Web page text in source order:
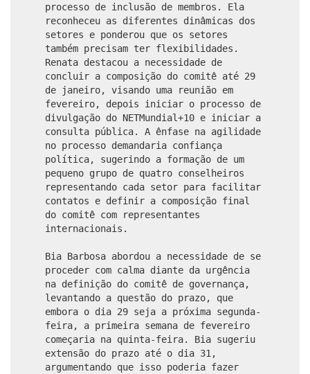
processo de inclusão de membros. Ela
reconheceu as diferentes dinâmicas dos
setores e ponderou que os setores
também precisam ter flexibilidades.
Renata destacou a necessidade de
concluir a composição do comitê até 29
de janeiro, visando uma reunião em
fevereiro, depois iniciar o processo de
divulgação do NETMundial+10 e iniciar a
consulta pública. A ênfase na agilidade
no processo demandaria confiança
política, sugerindo a formação de um
pequeno grupo de quatro conselheiros
representando cada setor para facilitar
contatos e definir a composição final
do comitê com representantes
internacionais.
Bia Barbosa abordou a necessidade de se
proceder com calma diante da urgência
na definição do comitê de governança,
levantando a questão do prazo, que
embora o dia 29 seja a próxima segunda-
feira, a primeira semana de fevereiro
começaria na quinta-feira. Bia sugeriu
extensão do prazo até o dia 31,
argumentando que isso poderia fazer